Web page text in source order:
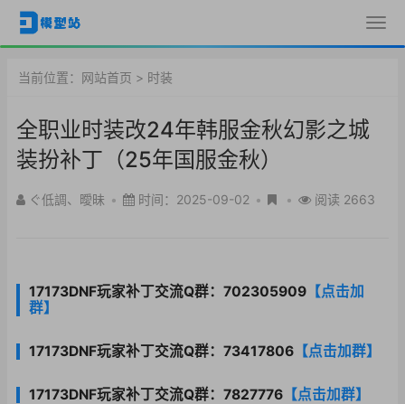
当前位置： 网站首页 > 时装
全职业时装改24年韩服金秋幻影之城
装扮补丁（25年国服金秋）
ぐ低調、曖昧 • 时间：2025-09-02 • • 阅读 2663
17173DNF玩家补丁交流Q群：702305909 【点击加
群】
17173DNF玩家补丁交流Q群：73417806 【点击加群】
17173DNF玩家补丁交流Q群：7827776 【点击加群】